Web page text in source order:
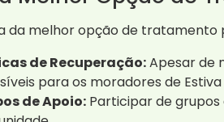
da melhor opção de tratamento
de Recuperação:Apesar de
para os moradores de Estiva
de Apoio: Participar de